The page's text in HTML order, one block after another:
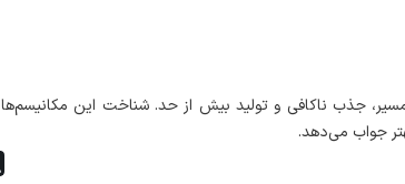
جذب ناکافی و تولید بیش از حد. شناخت این مکانیسم‌ها
جواب می‌دهد.